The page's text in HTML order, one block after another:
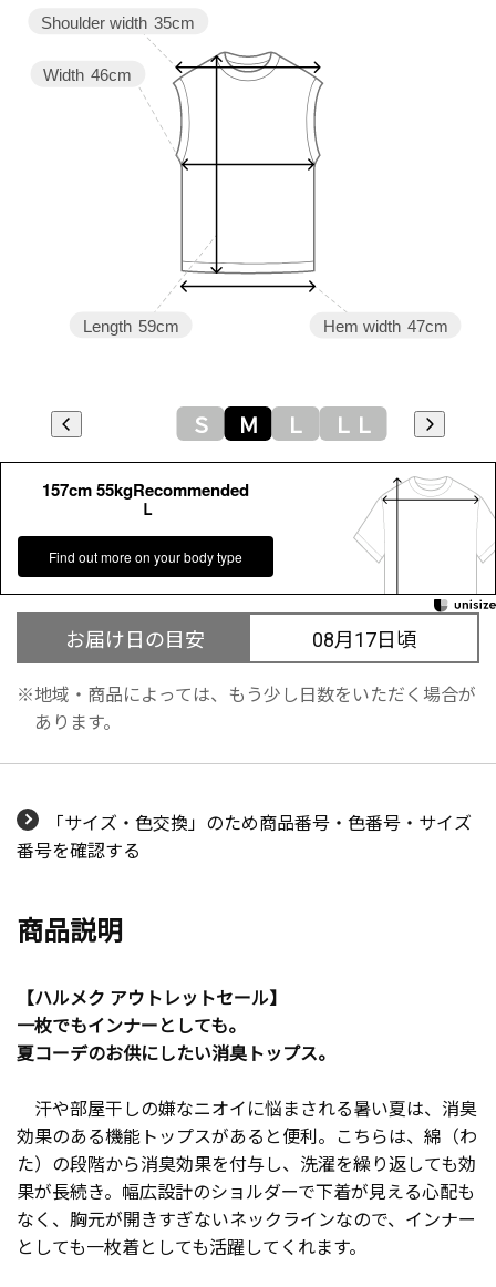
Hem width 47cm
Length 59cm
Width 46cm
Shoulder width 35cm
Ｓ Ｍ Ｌ ＬＬ
157cm 55kgRecommended
Ｌ
Find out more on your body type
お届け日の目安 08月17日頃
地域・商品によっては、もう少し日数をいただく場合が
あります。
「サイズ・色交換」のため商品番号・色番号・サイズ
番号を確認する
商品説明
【ハルメク アウトレットセール】
一枚でもインナーとしても。
夏コーデのお供にしたい消臭トップス。
汗や部屋干しの嫌なニオイに悩まされる暑い夏は、消臭
効果のある機能トップスがあると便利。こちらは、綿（わ
た）の段階から消臭効果を付与し、洗濯を繰り返しても効
果が長続き。幅広設計のショルダーで下着が見える心配も
なく、胸元が開きすぎないネックラインなので、インナー
としても一枚着としても活躍してくれます。